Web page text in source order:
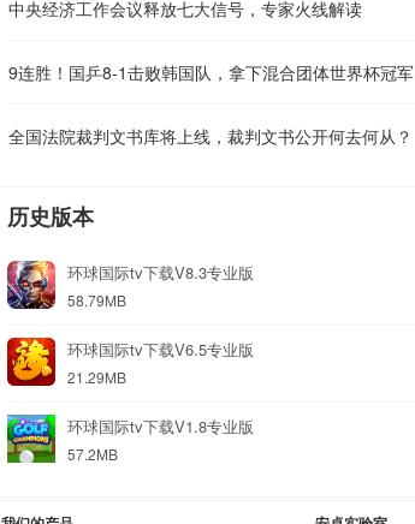
中央经济工作会议释放七大信号，专家火线解读
9连胜！国乒8-1击败韩国队，拿下混合团体世界杯冠军
全国法院裁判文书库将上线，裁判文书公开何去何从？
历史版本
环球国际tv下载V8.3专业版
58.79MB
环球国际tv下载V6.5专业版
21.29MB
环球国际tv下载V1.8专业版
57.2MB